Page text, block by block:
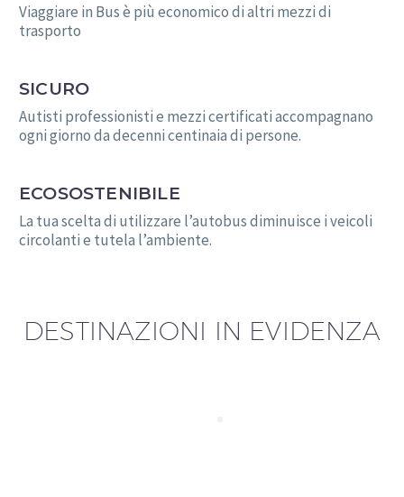
Viaggiare in Bus è più economico di altri mezzi di
trasporto
SICURO
Autisti professionisti e mezzi certificati accompagnano
ogni giorno da decenni centinaia di persone.
ECOSOSTENIBILE
La tua scelta di utilizzare l’autobus diminuisce i veicoli
circolanti e tutela l’ambiente.
DESTINAZIONI IN EVIDENZA